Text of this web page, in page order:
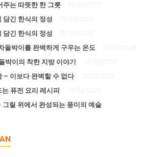
주는 따뜻한 한 그릇
담긴 한식의 정성
담긴 한식의 정성
돌박이를 완벽하게 구우는 온도
박이의 착한 지방 이야기
– 이보다 완벽할 수 없다
퓨전 요리 레시피
그릴 위에서 완성되는 풍미의 예술